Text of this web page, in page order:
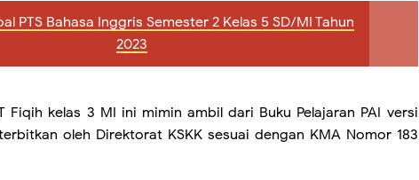
PTS Bahasa Inggris Semester 2 Kelas 5 SD/MI Tahun
2023
Fiqih kelas 3 MI ini mimin ambil dari Buku Pelajaran PAI versi
oleh Direktorat KSKK sesuai dengan KMA Nomor 183